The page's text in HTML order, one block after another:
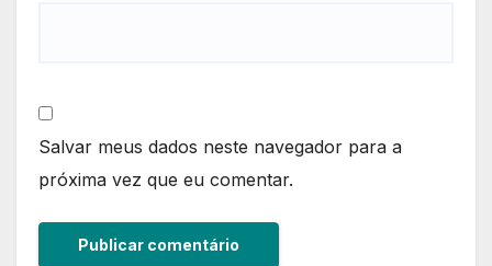
Salvar meus dados neste navegador para a
próxima vez que eu comentar.